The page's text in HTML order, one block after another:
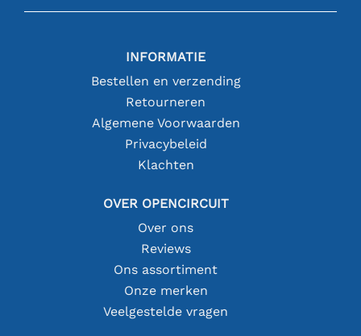
INFORMATIE
Bestellen en verzending
Retourneren
Algemene Voorwaarden
Privacybeleid
Klachten
OVER OPENCIRCUIT
Over ons
Reviews
Ons assortiment
Onze merken
Veelgestelde vragen